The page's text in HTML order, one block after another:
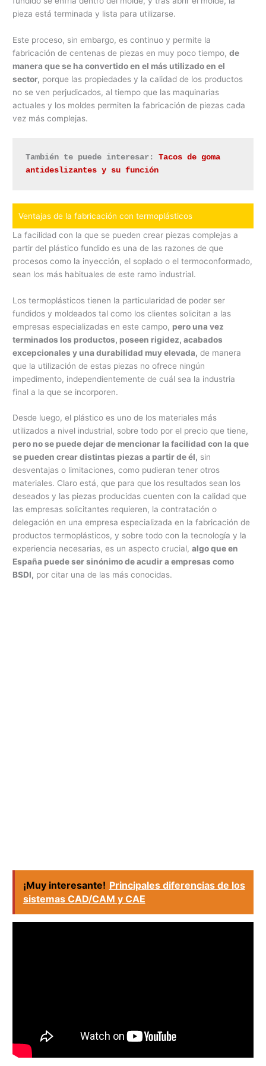
pieza está terminada y lista para utilizarse.
Este proceso, sin embargo, es continuo y permite la
fabricación de centenas de piezas en muy poco tiempo,de
manera que se ha convertido en el más utilizado en el
sector, porque las propiedades y la calidad de los productos
no se ven perjudicados, al tiempo que las maquinarias
actuales y los moldes permiten la fabricación de piezas cada
vez más complejas.
También te puede interesar:
Tacos de goma
antideslizantes y su función
Ventajas de la fabricación con termoplásticos
La facilidad con la que se pueden crear piezas complejas a
partir del plástico fundido es una de las razones de que
procesos como la inyección, el soplado o el termoconformado,
sean los más habituales de este ramo industrial.
Los termoplásticos tienen la particularidad de poder ser
fundidos y moldeados tal como los clientes solicitan a las
empresas especializadas en este campo, pero una vez
terminados los productos, poseen rigidez, acabados
excepcionales y una durabilidad muy elevada, de manera
que la utilización de estas piezas no ofrece ningún
impedimento, independientemente de cuál sea la industria
final a la que se incorporen.
Desde luego, el plástico es uno de los materiales más
utilizados a nivel industrial, sobre todo por el precio que tiene,
pero no se puede dejar de mencionar la facilidad con la que
se pueden crear distintas piezas a partir de él, sin
desventajas o limitaciones, como pudieran tener otros
materiales. Claro está, que para que los resultados sean los
deseados y las piezas producidas cuenten con la calidad que
las empresas solicitantes requieren, la contratación o
delegación en una empresa especializada en la fabricación de
productos termoplásticos, y sobre todo con la tecnología y la
experiencia necesarias, es un aspecto crucial,algo que en
España puede ser sinónimo de acudir a empresas como
BSDI, por citar una de las más conocidas.
¡Muy interesante! Principales diferencias de los
sistemas CAD/CAM y CAE